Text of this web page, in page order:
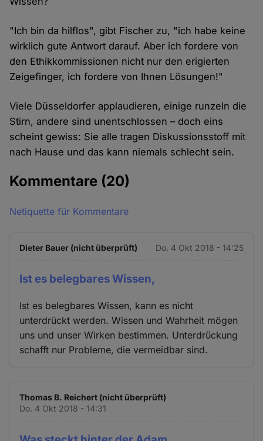
"Ich bin da hilflos", gibt Fischer zu, "ich habe keine
wirklich gute Antwort darauf. Aber ich fordere von
den Ethikkommissionen nicht nur den erigierten
Zeigefinger, ich fordere von Ihnen Lösungen!"
Viele Düsseldorfer applaudieren, einige runzeln die
Stirn, andere sind unentschlossen – doch eins
scheint gewiss: Sie alle tragen Diskussionsstoff mit
nach Hause und das kann niemals schlecht sein.
Kommentare (20)
Netiquette für Kommentare
Dieter Bauer (nicht überprüft) Do. 4 Okt 2018 - 14:25
Ist es belegbares Wissen,
Ist es belegbares Wissen, kann es nicht
unterdrückt werden. Wissen und Wahrheit mögen
uns und unser Wirken bestimmen. Unterdrückung
schafft nur Probleme, die vermeidbar sind.
Thomas B. Reichert (nicht überprüft)
Do. 4 Okt 2018 - 14:31